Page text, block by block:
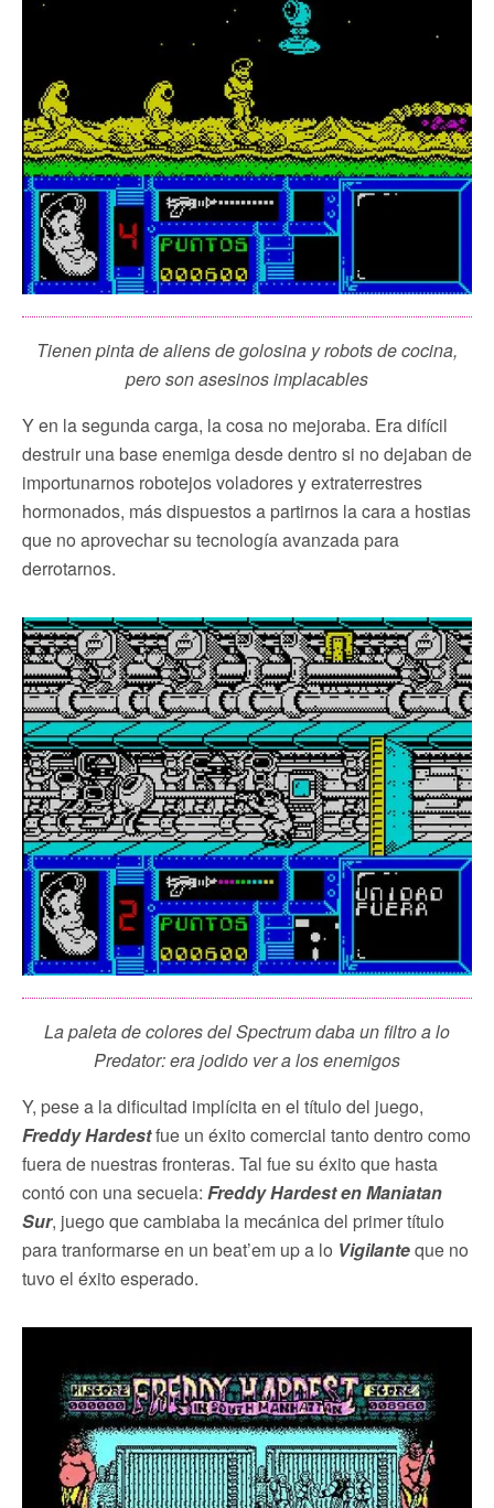
Tienen pinta de aliens de golosina y robots de cocina,
pero son asesinos implacables
Y en la segunda carga, la cosa no mejoraba. Era difícil
destruir una base enemiga desde dentro si no dejaban de
importunarnos robotejos voladores y extraterrestres
hormonados, más dispuestos a partirnos la cara a hostias
que no aprovechar su tecnología avanzada para
derrotarnos.
La paleta de colores del Spectrum daba un filtro a lo
Predator: era jodido ver a los enemigos
Y, pese a la dificultad implícita en el título del juego,
Freddy Hardestfue un éxito comercial tanto dentro como
fuera de nuestras fronteras. Tal fue su éxito que hasta
contó con una secuela: Freddy Hardest en Maniatan
Sur, juego que cambiaba la mecánica del primer título
para tranformarse en un beat’em up a lo Vigilanteque no
tuvo el éxito esperado.